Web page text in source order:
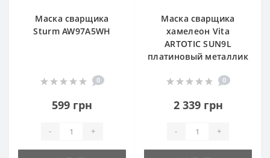
Маска сварщика
Sturm AW97A5WH
0
599 грн
- +
Маска сварщика
хамелеон Vita
ARTOTIC SUN9L
платиновый металлик
0
2 339 грн
- +